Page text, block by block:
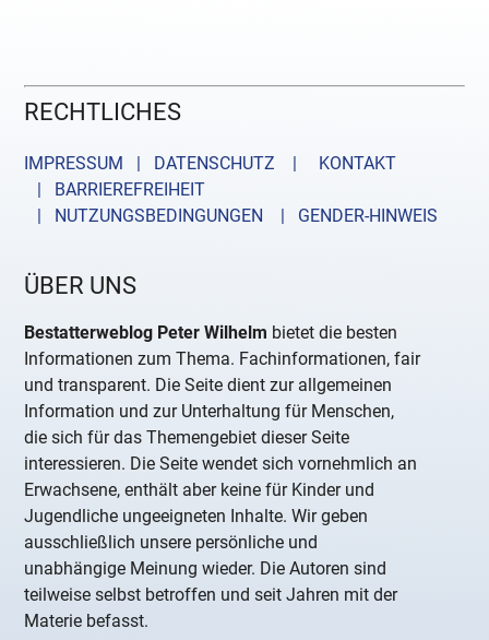
RECHTLICHES
IMPRESSUM | DATENSCHUTZ |
KONTAKT
| BARRIEREFREIHEIT
| NUTZUNGSBEDINGUNGEN
| GENDER-HINWEIS
ÜBER UNS
Bestatterweblog Peter Wilhelm bietet die besten
Informationen zum Thema. Fachinformationen, fair
und transparent. Die Seite dient zur allgemeinen
Information und zur Unterhaltung für Menschen,
die sich für das Themengebiet dieser Seite
interessieren. Die Seite wendet sich vornehmlich an
Erwachsene, enthält aber keine für Kinder und
Jugendliche ungeeigneten Inhalte. Wir geben
ausschließlich unsere persönliche und
unabhängige Meinung wieder. Die Autoren sind
teilweise selbst betroffen und seit Jahren mit der
Materie befasst.